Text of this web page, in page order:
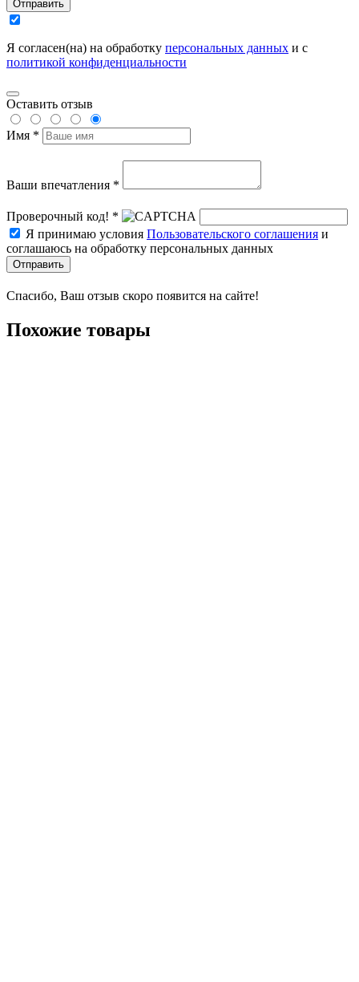
Отправить
Я согласен(на) на обработку персональных данных и с
политикой конфиденциальности
Оставить отзыв
Имя *
Ваши впечатления *
Проверочный код! *
Я принимаю условия Пользовательского соглашения и
соглашаюсь на обработку персональных данных
Отправить
Спасибо, Ваш отзыв скоро появится на сайте!
Похожие товары